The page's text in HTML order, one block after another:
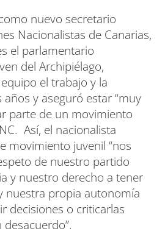
nuevo secretario
Nacionalistas de Canarias,
el parlamentario
del Archipiélago,
el trabajo y la
y aseguró estar “muy
parte de un movimiento
Así, el nacionalista
movimiento juvenil “nos
de nuestro partido
y nuestro derecho a tener
nuestra propia autonomía
decisiones o criticarlas